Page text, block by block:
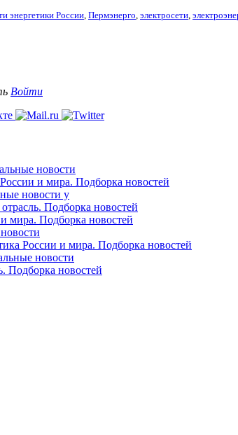
энергетики России Пермэнерго электросети
Войти
новости
и мира. Подборка новостей
новости у
Подборка новостей
мира. Подборка новостей
России и мира. Подборка новостей
новости
Подборка новостей